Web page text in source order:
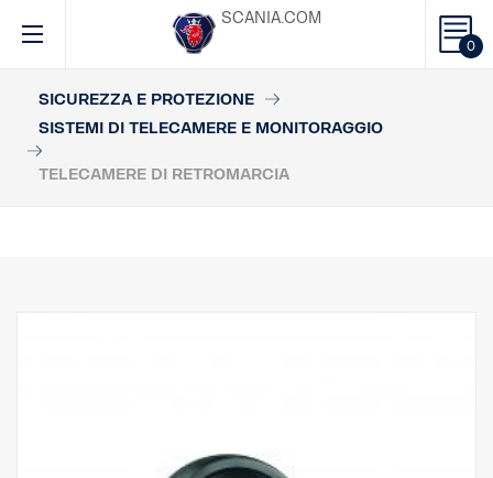
0
SCANIA.COM
SICUREZZA E PROTEZIONE
SISTEMI DI TELECAMERE E MONITORAGGIO
TELECAMERE DI RETROMARCIA